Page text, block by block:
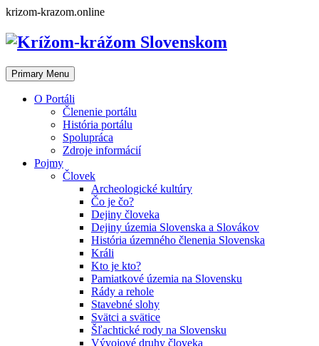
Skip
content
krizom-krazom.online
Primary Menu
O Portáli
Členenie portálu
História portálu
Spolupráca
Zdroje informácií
Pojmy
Človek
Archeologické kultúry
Čo je čo?
Dejiny človeka
Dejiny územia Slovenska a Slovákov
História územného členenia Slovenska
Králi
Kto je kto?
Pamiatkové územia na Slovensku
Rády a rehole
Stavebné slohy
Svätci a svätice
Šľachtické rody na Slovensku
Vývojové druhy človeka